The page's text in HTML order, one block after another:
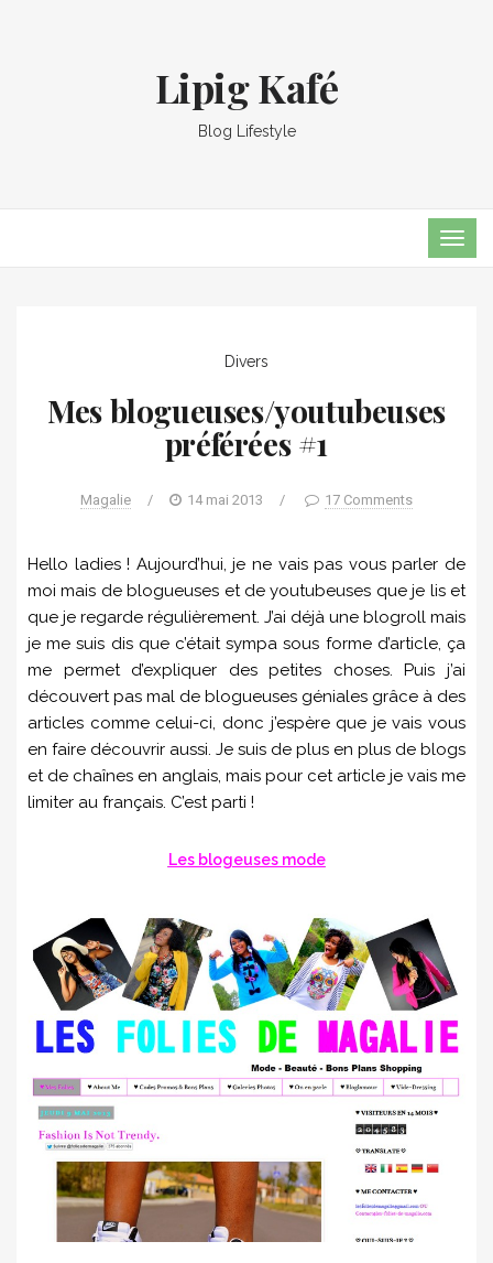
Lipig Kafé
Blog Lifestyle
Divers
Mes blogueuses/youtubeuses
préférées #1
Magalie / 14 mai 2013 / 17 Comments
Hello ladies ! Aujourd’hui, je ne vais pas vous parler de
moi mais de blogueuses et de youtubeuses que je lis et
que je regarde régulièrement. J’ai déjà une blogroll mais
je me suis dis que c’était sympa sous forme d’article, ça
me permet d’expliquer des petites choses. Puis j’ai
découvert pas mal de blogueuses géniales grâce à des
articles comme celui-ci, donc j’espère que je vais vous
en faire découvrir aussi. Je suis de plus en plus de blogs
et de chaînes en anglais, mais pour cet article je vais me
limiter au français. C’est parti !
Les blogeuses mode